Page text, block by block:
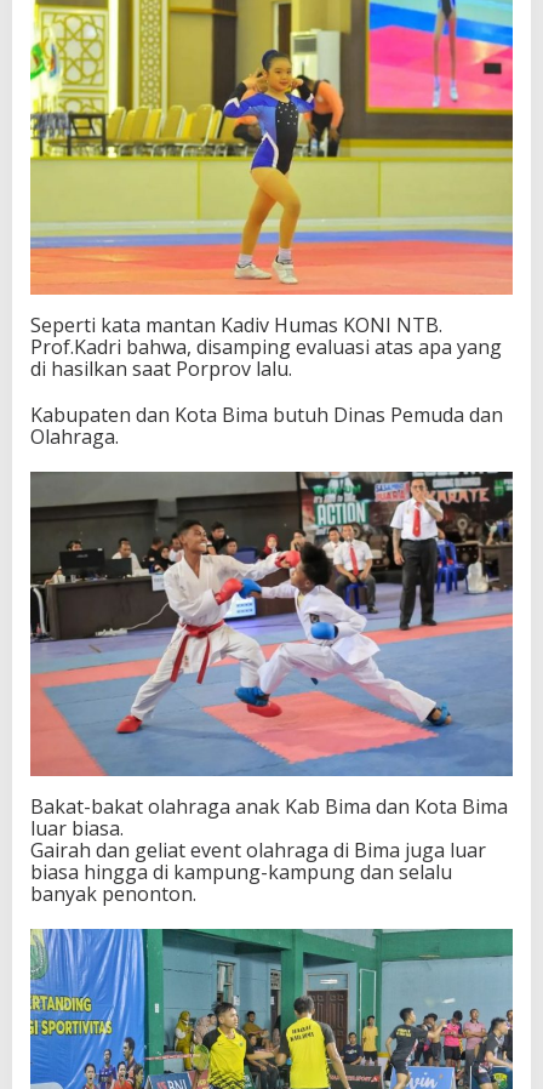
Seperti kata mantan Kadiv Humas KONI NTB.
Prof.Kadri bahwa, disamping evaluasi atas apa yang
di hasilkan saat Porprov lalu.
Kabupaten dan Kota Bima butuh Dinas Pemuda dan
Olahraga.
Bakat-bakat olahraga anak Kab Bima dan Kota Bima
luar biasa.
Gairah dan geliat event olahraga di Bima juga luar
biasa hingga di kampung-kampung dan selalu
banyak penonton.